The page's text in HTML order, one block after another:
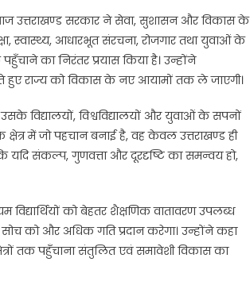
उत्तराखण्ड सरकार ने सेवा, सुशासन और विकास के
स्वास्थ्य, आधारभूत संरचना, रोजगार तथा युवाओं के
का निरंतर प्रयास किया है। उन्होंने
हुए राज्य को विकास के नए आयामों तक ले जाएगी।
विद्यालयों, विश्वविद्यालयों और युवाओं के सपनों
में जो पहचान बनाई है, वह केवल उत्तराखण्ड ही
यदि संकल्प, गुणवत्ता और दूरदृष्टि का समन्वय हो,
को बेहतर शैक्षणिक वातावरण उपलब्ध
को और अधिक गति प्रदान करेगा। उन्होंने कहा
तक पहुँचाना संतुलित एवं समावेशी विकास का